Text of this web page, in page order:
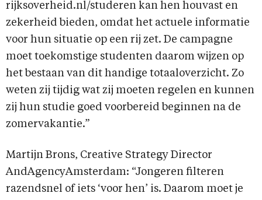
rijksoverheid.nl/studeren kan hen houvast en
zekerheid bieden, omdat het actuele informatie
voor hun situatie op een rij zet. De campagne
moet toekomstige studenten daarom wijzen op
het bestaan van dit handige totaaloverzicht. Zo
weten zij tijdig wat zij moeten regelen en kunnen
zij hun studie goed voorbereid beginnen na de
zomervakantie.”
Martijn Brons, Creative Strategy Director
AndAgencyAmsterdam: “Jongeren filteren
razendsnel of iets ‘voor hen’ is. Daarom moet je